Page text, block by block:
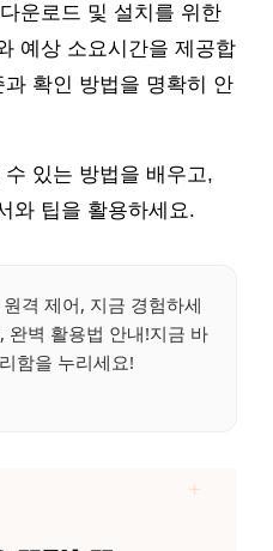
운로드 및 설치를 위한
예상 소요시간을 제공합
확인 방법을 명확히 안
있는 방법을 배우고,
와 팁을 활용하세요.
격 제어, 지금 경험하세
완벽 활용법 안내!지금 바
함을 누리세요!